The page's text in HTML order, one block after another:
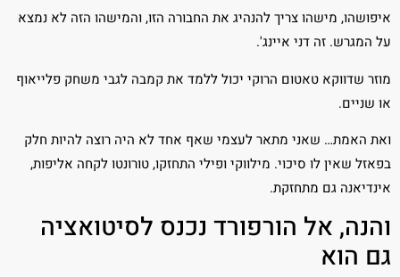
איפושהו, מישהו צריך להנהיג את החבורה הזו, והמישהו הזה לא נמצא
על המגרש. זה דני איינג'.
מוזר שדווקא טאטום הרוקי יכול ללמד את קמבה לגבי משחק פלייאוף
או שניים.
ואת האמת… שאני מתאר לעצמי שאף אחד לא היה רוצה להיות חלק
בפאזל שאין לו סיכוי. מילווקי ופילי התחזקו, טורונטו לקחה אליפות,
אינדיאנה גם מתחזקת.
והנה, אל הורפורד נכנס לסיטואציה
גם הוא